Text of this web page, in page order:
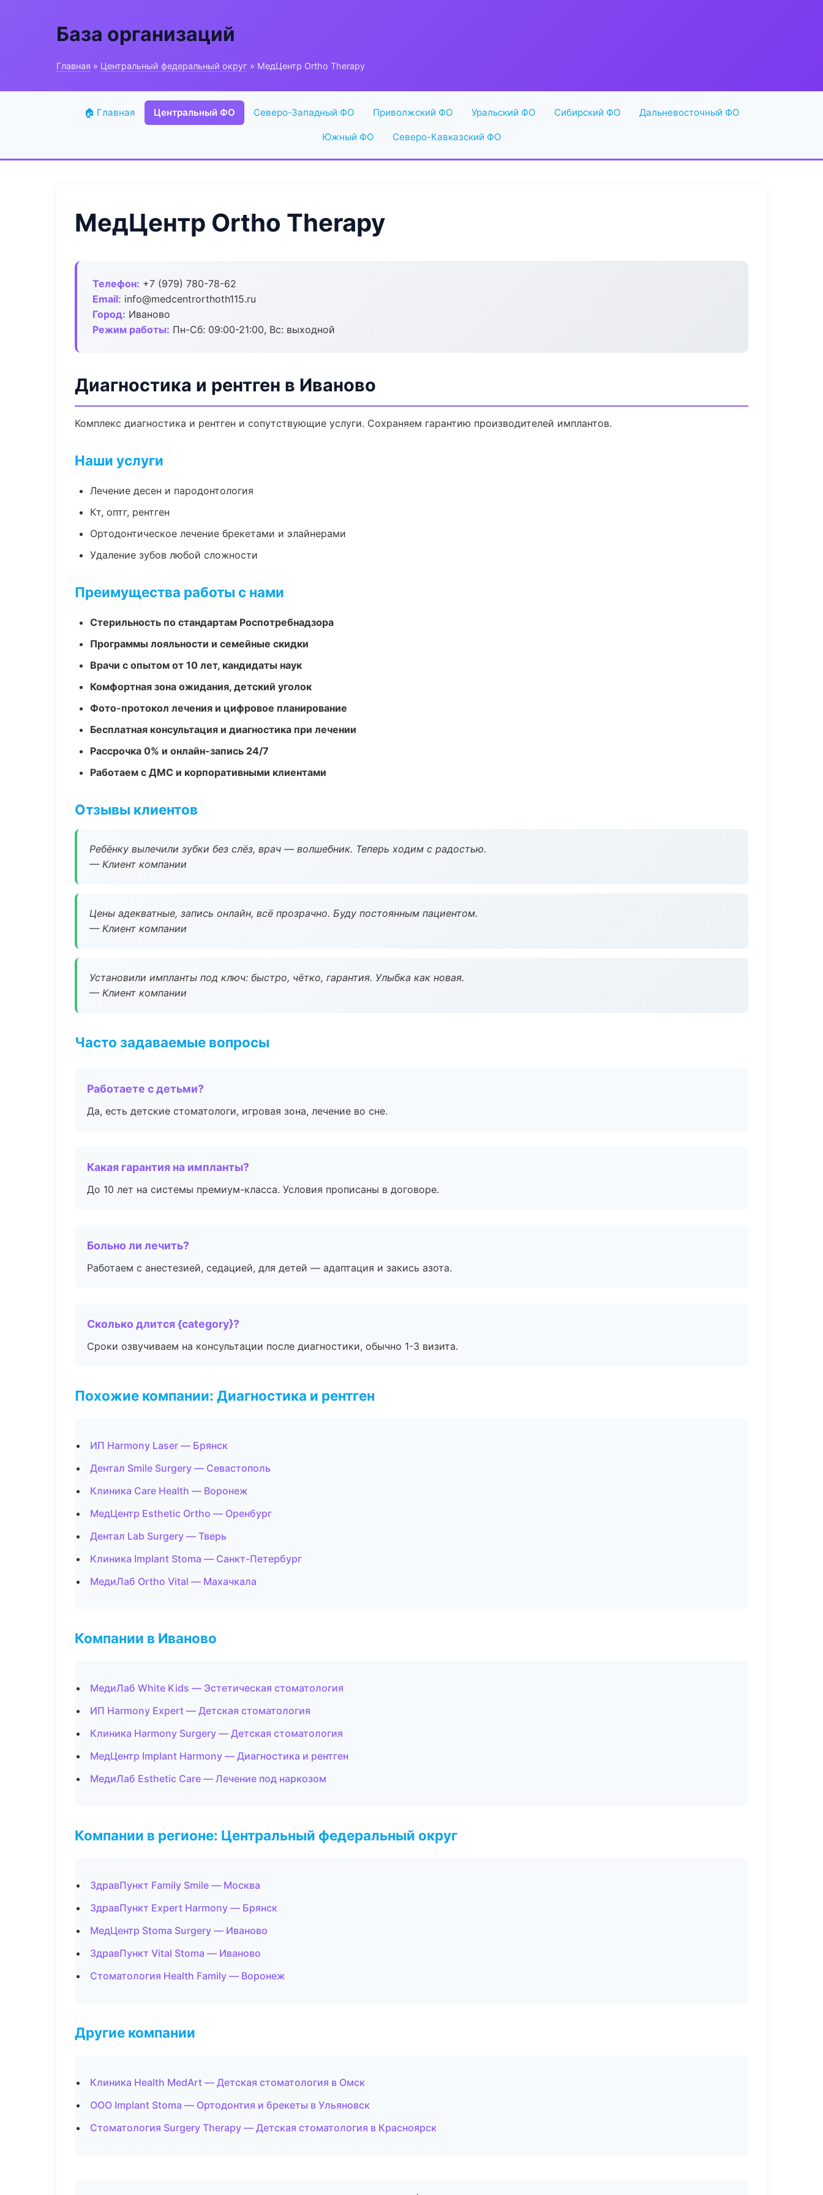
База организаций
Главная » Центральный федеральный округ » МедЦентр Ortho Therapy
🏠 Главная Центральный ФО Северо-Западный ФО Приволжский ФО Уральский ФО Сибирский ФО Дальневосточный ФО
Южный ФО Северо-Кавказский ФО
МедЦентр Ortho Therapy
Телефон: +7 (979) 780-78-62
Email: info@medcentrorthoth115.ru
Город: Иваново
Режим работы: Пн-Сб: 09:00-21:00, Вс: выходной
Диагностика и рентген в Иваново
Комплекс диагностика и рентген и сопутствующие услуги. Сохраняем гарантию производителей имплантов.
Наши услуги
Лечение десен и пародонтология
Кт, оптг, рентген
Ортодонтическое лечение брекетами и элайнерами
Удаление зубов любой сложности
Преимущества работы с нами
Стерильность по стандартам Роспотребнадзора
Программы лояльности и семейные скидки
Врачи с опытом от 10 лет, кандидаты наук
Комфортная зона ожидания, детский уголок
Фото-протокол лечения и цифровое планирование
Бесплатная консультация и диагностика при лечении
Рассрочка 0% и онлайн-запись 24/7
Работаем с ДМС и корпоративными клиентами
Отзывы клиентов
Ребёнку вылечили зубки без слёз, врач — волшебник. Теперь ходим с радостью.
— Клиент компании
Цены адекватные, запись онлайн, всё прозрачно. Буду постоянным пациентом.
— Клиент компании
Установили импланты под ключ: быстро, чётко, гарантия. Улыбка как новая.
— Клиент компании
Часто задаваемые вопросы
Работаете с детьми?
Да, есть детские стоматологи, игровая зона, лечение во сне.
Какая гарантия на импланты?
До 10 лет на системы премиум-класса. Условия прописаны в договоре.
Больно ли лечить?
Работаем с анестезией, седацией, для детей — адаптация и закись азота.
Сколько длится {category}?
Сроки озвучиваем на консультации после диагностики, обычно 1-3 визита.
Похожие компании: Диагностика и рентген
ИП Harmony Laser — Брянск
Дентал Smile Surgery — Севастополь
Клиника Care Health — Воронеж
МедЦентр Esthetic Ortho — Оренбург
Дентал Lab Surgery — Тверь
Клиника Implant Stoma — Санкт-Петербург
МедиЛаб Ortho Vital — Махачкала
Компании в Иваново
МедиЛаб White Kids — Эстетическая стоматология
ИП Harmony Expert — Детская стоматология
Клиника Harmony Surgery — Детская стоматология
МедЦентр Implant Harmony — Диагностика и рентген
МедиЛаб Esthetic Care — Лечение под наркозом
Компании в регионе: Центральный федеральный округ
ЗдравПункт Family Smile — Москва
ЗдравПункт Expert Harmony — Брянск
МедЦентр Stoma Surgery — Иваново
ЗдравПункт Vital Stoma — Иваново
Стоматология Health Family — Воронеж
Другие компании
Клиника Health MedArt — Детская стоматология в Омск
ООО Implant Stoma — Ортодонтия и брекеты в Ульяновск
Стоматология Surgery Therapy — Детская стоматология в Красноярск